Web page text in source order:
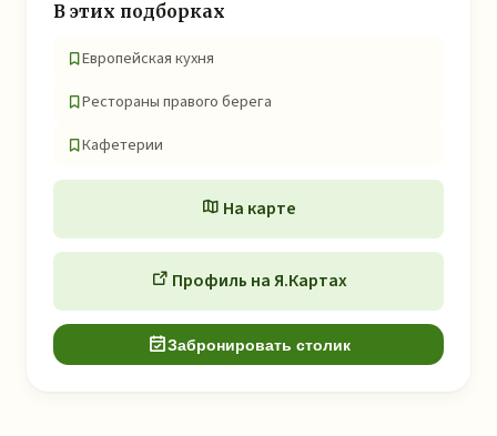
В этих подборках
Европейская кухня
Рестораны правого берега
Кафетерии
На карте
Профиль на Я.Картах
Забронировать столик